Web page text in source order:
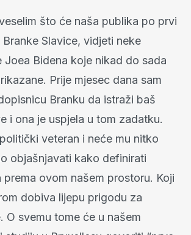
što će naša publika po prvi
Slavice, vidjeti neke
Joea Bidena koje nikad do sada
Prije mjesec dana sam
Branku da istraži baš
i ona je uspjela u tom zadatku.
veteran i neće mu nitko
objašnjavati kako definirati
ovom našem prostoru. Koji
dobiva lijepu prigodu za
O svemu tome će u našem